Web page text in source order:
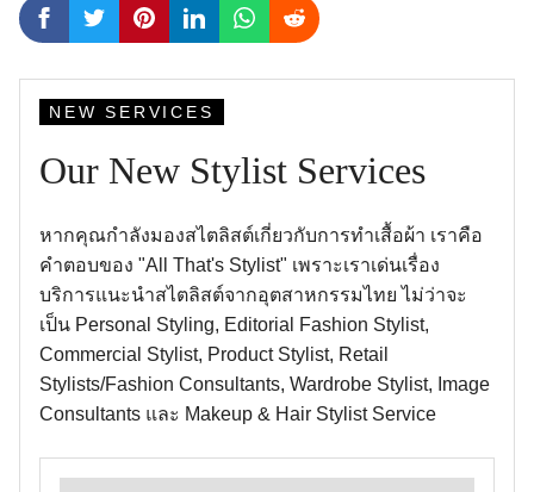
NEW SERVICES
Our New Stylist Services
หากคุณกำลังมองสไตลิสต์เกี่ยวกับการทำเสื้อผ้า เราคือ
คำตอบของ "All That's Stylist" เพราะเราเด่นเรื่อง
บริการแนะนำสไตลิสต์จากอุตสาหกรรมไทย ไม่ว่าจะ
เป็น Personal Styling, Editorial Fashion Stylist,
Commercial Stylist, Product Stylist, Retail
Stylists/Fashion Consultants, Wardrobe Stylist, Image
Consultants และ Makeup & Hair Stylist Service